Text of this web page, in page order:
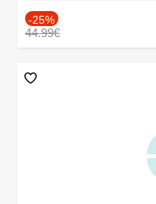
-25%
44.99€